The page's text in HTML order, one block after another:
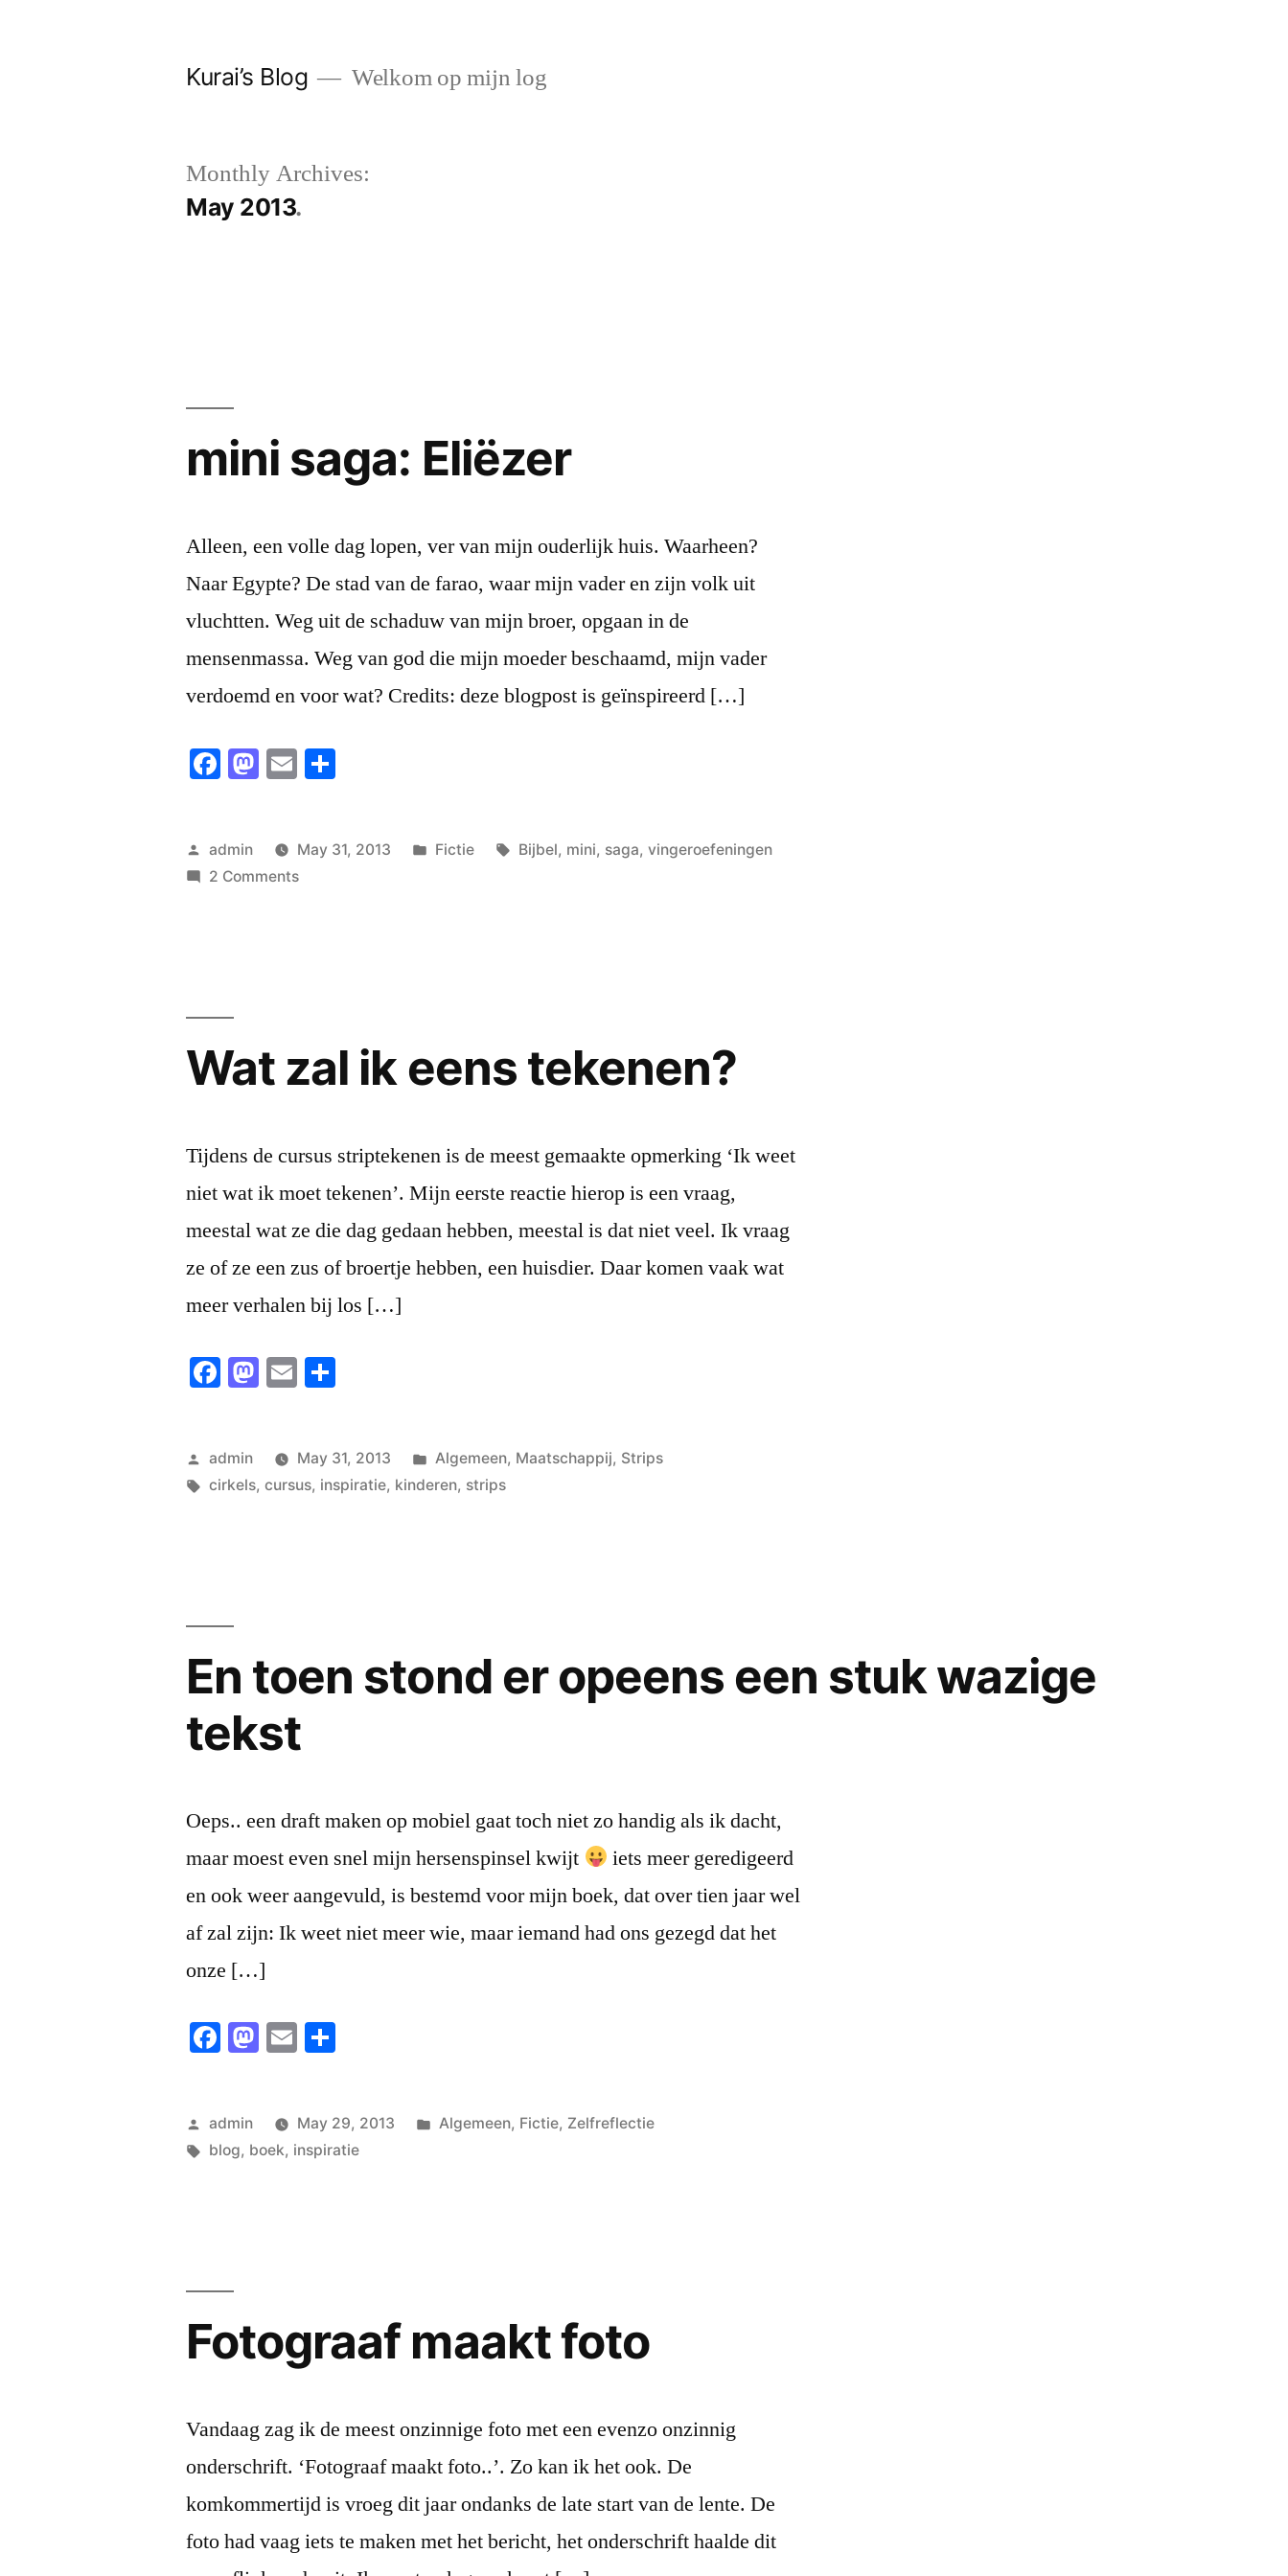
Kurai’s Blog Welkom op mijn log
Monthly Archives:
May 2013
mini saga: Eliëzer
Alleen, een volle dag lopen, ver van mijn ouderlijk huis. Waarheen?
Naar Egypte? De stad van de farao, waar mijn vader en zijn volk uit
vluchtten. Weg uit de schaduw van mijn broer, opgaan in de
mensenmassa. Weg van god die mijn moeder beschaamd, mijn vader
verdoemd en voor wat? Credits: deze blogpost is geïnspireerd […]
Facebook
Mastodon
Email
Posted
by
admin May 31, 2013
Posted
Fictie Tags:
Bijbel, mini, saga, vingeroefeningen
2 Commentson
Wat zal ik eens tekenen?
Tijdens de cursus striptekenen is de meest gemaakte opmerking ‘Ik weet
niet wat ik moet tekenen’. Mijn eerste reactie hierop is een vraag,
meestal wat ze die dag gedaan hebben, meestal is dat niet veel. Ik vraag
ze of ze een zus of broertje hebben, een huisdier. Daar komen vaak wat
meer verhalen bij los […]
Facebook
Mastodon
Email
Posted
by
admin May 31, 2013
Posted
in
Algemeen, Maatschappij, Strips
Tags:
cirkels,cursus, inspiratie, kinderen, strips
En toen stond er opeens een stuk wazige
tekst
Oeps.. een draft maken op mobiel gaat toch niet zo handig als ik dacht,
maar moest even snel mijn hersenspinsel kwijt
iets meer geredigeerd
en ook weer aangevuld, is bestemd voor mijn boek, dat over tien jaar wel
af zal zijn: Ik weet niet meer wie, maar iemand had ons gezegd dat het
onze […]
Facebook
Mastodon
Email
Posted
by
admin May 29, 2013
Posted
Algemeen, Fictie, Zelfreflectie
Tags:
blog, boek, inspiratie
Fotograaf maakt foto
Vandaag zag ik de meest onzinnige foto met een evenzo onzinnig
onderschrift. ‘Fotograaf maakt foto..’. Zo kan ik het ook. De
komkommertijd is vroeg dit jaar ondanks de late start van de lente. De
foto had vaag iets te maken met het bericht, het onderschrift haalde dit